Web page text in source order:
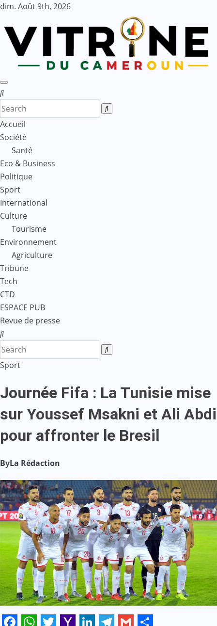
Skip
content
dim. Août 9th, 2026
Accueil
Société
Santé
Eco & Business
Politique
Sport
International
Culture
Tourisme
Environnement
Agriculture
Tribune
Tech
CTD
ESPACE PUB
Revue de presse
Sport
Journée Fifa : La Tunisie mise
sur Youssef Msakni et Ali Abdi
pour affronter le Bresil
ByLa Rédaction